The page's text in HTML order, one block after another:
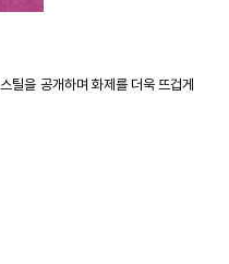
틸을 공개하며 화제를 더욱 뜨겁게